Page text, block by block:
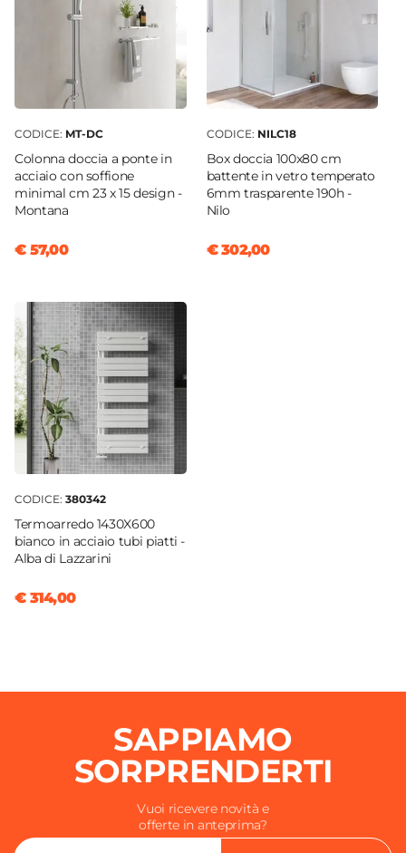
32 cm
Larghezza Bidet
Profondità Bidet
52 cm
Foro Bidet
Monoforo
Foro Troppopieno
Si
18 cm
Non inclusa
CODICE: MT-DC
Colonna doccia a ponte in
acciaio con soffione
minimal cm 23 x 15 design -
Montana
€ 57,00
CODICE: NILC18
Box doccia 100x80 cm
battente in vetro temperato
6mm trasparente 190h -
Nilo
€ 302,00
CODICE: 380342
Termoarredo 1430X600
bianco in acciaio tubi piatti -
Alba di Lazzarini
€ 314,00
SAPPIAMO
SORPRENDERTI
Vuoi ricevere novità e
offerte in anteprima?